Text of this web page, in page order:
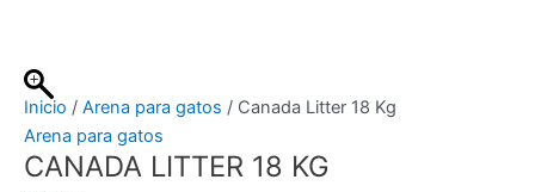
contenido
Inicio / Arena para gatos / Canada Litter 18 Kg
Arena para gatos
CANADA LITTER 18 KG